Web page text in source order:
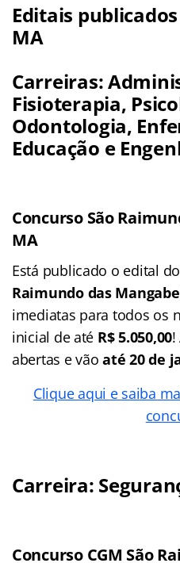
Editais
MA
Carreiras:
Fisioterapia,
Odontologia,
Educação e
Concurso São
MA
Está publicado o edital do
Raimundo das
imediatas para todos os
inicial de até R$ 5.050,00!
abertas e vãoaté 20 de
Clique aqui e saiba
Carreira:
Concurso CGM São